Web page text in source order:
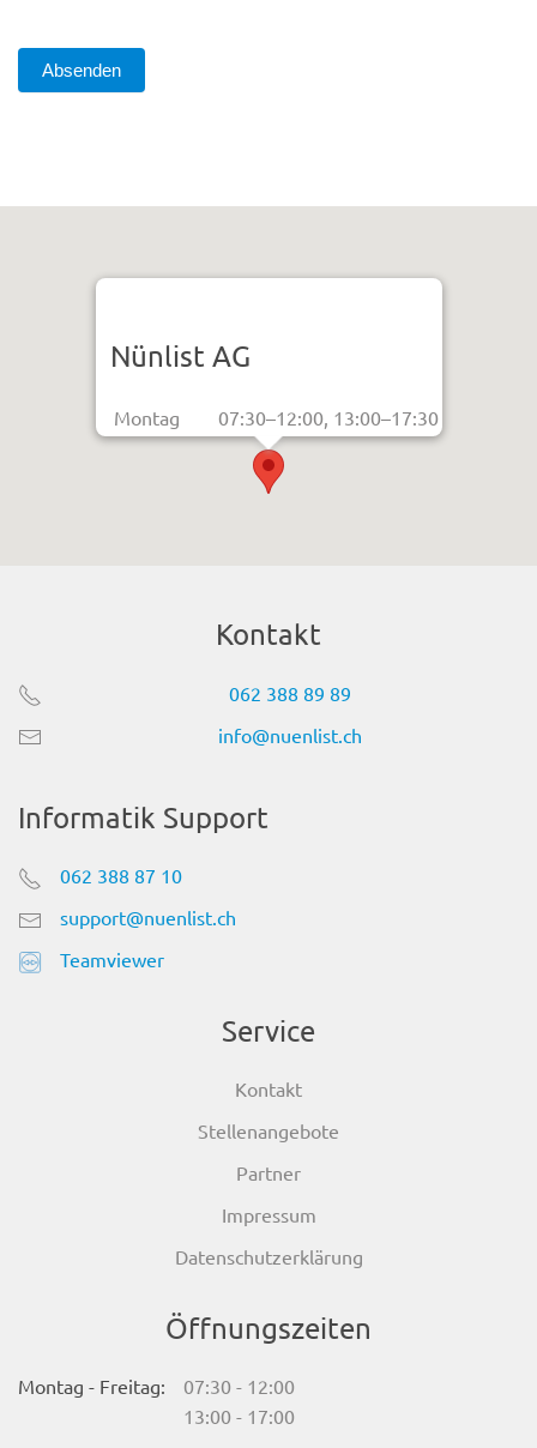
Absenden
Nünlist AG
Montag
07:30–12:00, 13:00–17:30
07:30–12:00, 13:00–17:30
07:30–12:00, 13:00–17:30
Geschlossen
Kontakt
062 388 89 89
info@nuenlist.ch
Informatik Support
062 388 87 10
support@nuenlist.ch
Teamviewer
Service
Kontakt
Stellenangebote
Partner
Impressum
Datenschutzerklärung
Öffnungszeiten
Montag - Freitag:
07:30 - 12:00
13:00 - 17:00